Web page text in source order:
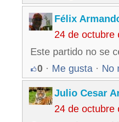
Félix
24 de octubre
Este partido no se
0 · Me gusta · No
Julio Cesar
24 de octubre